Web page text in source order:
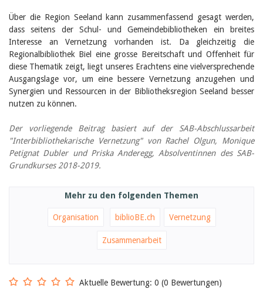
Über die Region Seeland kann zusammenfassend gesagt werden,
dass seitens der Schul- und Gemeindebibliotheken ein breites
Interesse an Vernetzung vorhanden ist. Da gleichzeitig die
Regionalbibliothek Biel eine grosse Bereitschaft und Offenheit für
diese Thematik zeigt, liegt unseres Erachtens eine vielversprechende
Ausgangslage vor, um eine bessere Vernetzung anzugehen und
Synergien und Ressourcen in der Bibliotheksregion Seeland besser
nutzen zu können.
Der vorliegende Beitrag basiert auf der SAB-Abschlussarbeit
"Interbibliothekarische Vernetzung" von Rachel Olgun, Monique
Petignat Dubler und Priska Anderegg, Absolventinnen des SAB-
Grundkurses 2018-2019.
Mehr zu den folgenden Themen
Organisation biblioBE.ch Vernetzung
Zusammenarbeit
Aktuelle Bewertung: 0 (0 Bewertungen)